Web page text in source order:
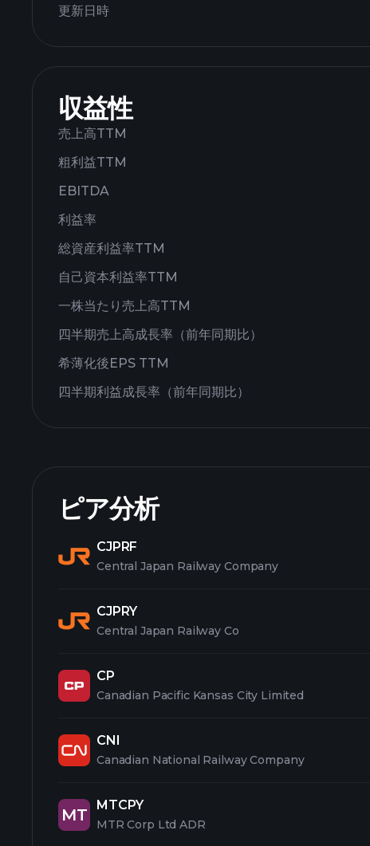
更新日時
収益性
売上高TTM
粗利益TTM
EBITDA
利益率
総資産利益率TTM
自己資本利益率TTM
一株当たり売上高TTM
四半期売上高成長率（前年同期比）
希薄化後EPS TTM
四半期利益成長率（前年同期比）
ピア分析
CJPRF
Central Japan Railway Company
CJPRY
Central Japan Railway Co
CP
Canadian Pacific Kansas City Limited
CNI
Canadian National Railway Company
MT
MTCPY
MTR Corp Ltd ADR